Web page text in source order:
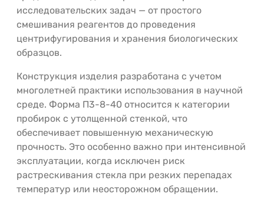
исследовательских задач — от простого
смешивания реагентов до проведения
центрифугирования и хранения биологических
образцов.
Конструкция изделия разработана с учетом
многолетней практики использования в научной
среде. Форма П3-8-40 относится к категории
пробирок с утолщенной стенкой, что
обеспечивает повышенную механическую
прочность. Это особенно важно при интенсивной
эксплуатации, когда исключен риск
растрескивания стекла при резких перепадах
температур или неосторожном обращении.